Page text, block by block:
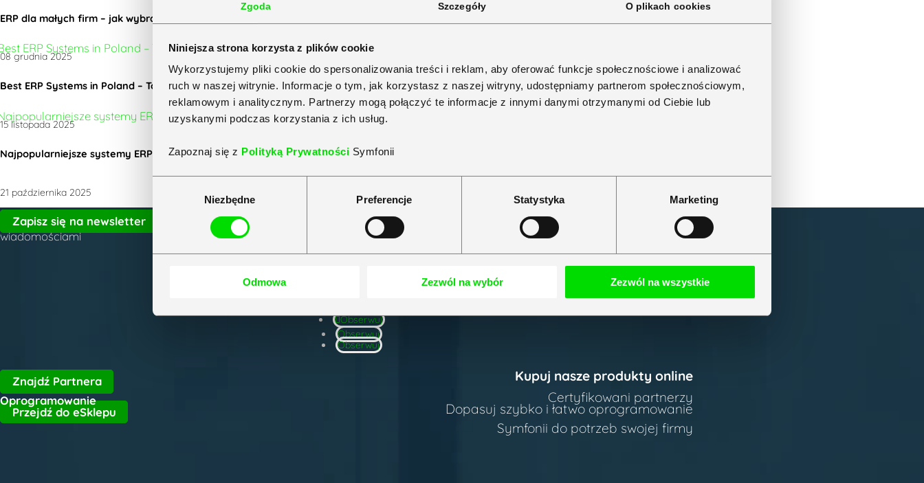
Zgoda Szczegóły O plikach cookies
Niniejsza strona korzysta z plików cookie
Wykorzystujemy pliki cookie do spersonalizowania treści i reklam, aby oferować funkcje społecznościowe i analizować
ruch w naszej witrynie. Informacje o tym, jak korzystasz z naszej witryny, udostępniamy partnerom społecznościowym,
reklamowym i analitycznym. Partnerzy mogą połączyć te informacje z innymi danymi otrzymanymi od Ciebie lub
uzyskanymi podczas korzystania z ich usług.
Zapoznaj się z Polityką Prywatności Symfonii
Niezbędne Preferencje Statystyka Marketing
Odmowa Zezwól na wybór Zezwól na wszystkie
ERP dla małych firm – jak wybrać odpowiednie oprogramowanie dla MŚP?
08 grudnia 2025
Best ERP Systems in Poland – Top 5 Ranking & Compliance Guide
15 listopada 2025
Najpopularniejsze systemy ERP w Polsce – TOP 5 najlepszych rozwiązań
21 października 2025
Strona 1 z 15 1 2
Zapisz się do naszego newslettera i bądź na bieżąco z najnowszymi
wiadomościami
Zapisz się na newsletter
Biuro Obsługi Klienta
22 455 56 00
Obserwuj
Obserwuj
Obserwuj
Kupuj nasze produkty online
Dopasuj szybko i łatwo oprogramowanie
Symfonii do potrzeb swojej firmy
Przejdź do eSklepu
Certyfikowani partnerzy
Znajdź Partnera
Oprogramowanie